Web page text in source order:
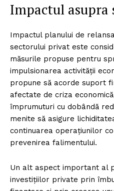
Impactul
Impactul planului de
sectorului privat este
măsurile propuse pentru
impulsionarea activității
propune să acorde suport
afectate de criza
împrumuturi cu dobândă
menite să asigure
continuarea operațiunilor
prevenirea falimentului.
Un alt aspect important al
investițiilor private prin